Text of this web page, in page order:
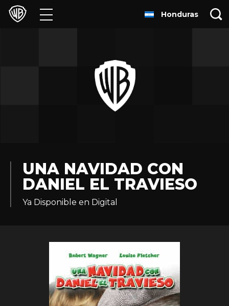
Películas
Juegos y Aplicaciones
Experiencias
Honduras
UNA NAVIDAD CON
DANIEL EL TRAVIESO
Ya Disponible en Digital